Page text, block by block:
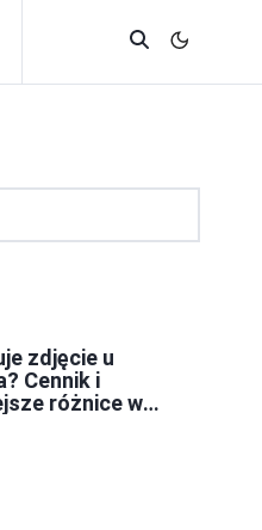
zdjęcie u
Cennik i
różnice w